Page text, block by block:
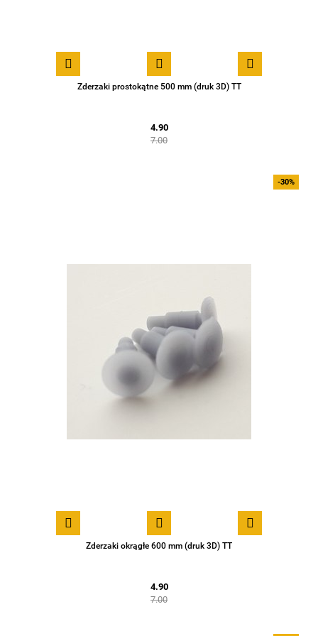
Zderzaki prostokątne 500 mm (druk 3D) TT
4.90
7.00
Zderzaki okrągłe 600 mm (druk 3D) TT
4.90
-30%
7.00